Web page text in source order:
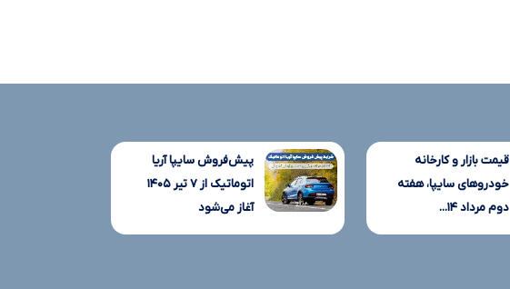
قیمت بازار و کارخانه
خودروهای سایپا، هفته
دوم مرداد ۱۴...
پیش‌فروش سایپا آریا
اتوماتیک از ۷ تیر ۱۴۰۵
آغاز می‌شود